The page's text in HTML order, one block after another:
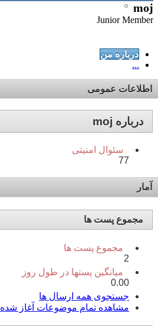
moj
Junior Member
درباره من
...
اطلاعات عمومی
درباره moj
سئوال امنیتی
77
آمار
مجموع پست ها
مجموع پست ها
2
میانگین پستها در طول روز
0.00
جستجوی همه ارسال ها
مشاهده تمام موضوعات آغاز شده